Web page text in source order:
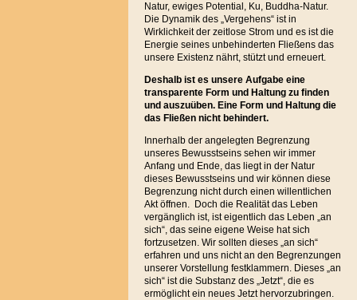
Natur, ewiges Potential, Ku, Buddha-Natur.
Die Dynamik des „Vergehens“ ist in
Wirklichkeit der zeitlose Strom und es ist die
Energie seines unbehinderten Fließens das
unsere Existenz nährt, stützt und erneuert.
Deshalb ist es unsere Aufgabe eine
transparente Form und Haltung zu finden
und auszuüben. Eine Form und Haltung die
das Fließen nicht behindert.
Innerhalb der angelegten Begrenzung
unseres Bewusstseins sehen wir immer
Anfang und Ende, das liegt in der Natur
dieses Bewusstseins und wir können diese
Begrenzung nicht durch einen willentlichen
Akt öffnen. Doch die Realität das Leben
vergänglich ist, ist eigentlich das Leben „an
sich“, das seine eigene Weise hat sich
fortzusetzen. Wir sollten dieses „an sich“
erfahren und uns nicht an den Begrenzungen
unserer Vorstellung festklammern. Dieses „an
sich“ ist die Substanz des „Jetzt“, die es
ermöglicht ein neues Jetzt hervorzubringen.